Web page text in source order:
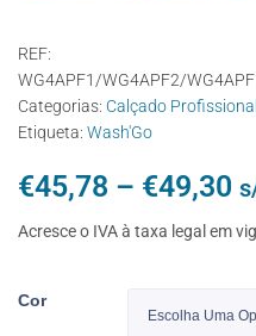
REF:
WG4APF1/WG4APF2/
Categorias: Calçado Profissional
Etiqueta: Wash'Go
€45,78 – €49,30
Acresce o IVA à taxa legal em
Cor